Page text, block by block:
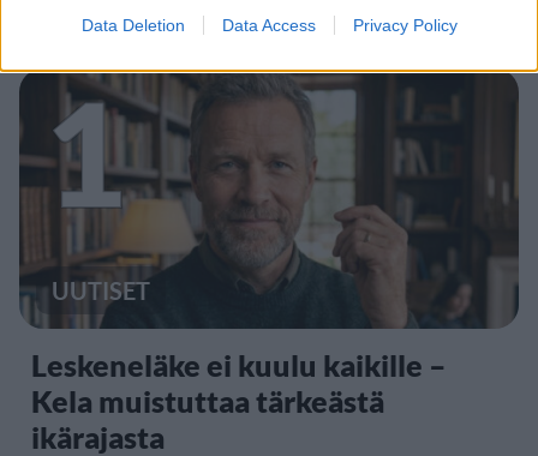
Data Deletion Data Access Privacy Policy
Staran luetuimmat
1
UUTISET
Leskeneläke ei kuulu kaikille –
Kela muistuttaa tärkeästä
ikärajasta